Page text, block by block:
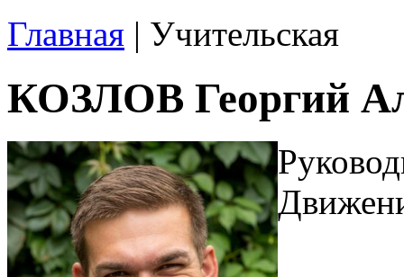
Главная | Учительская
КОЗЛОВ Георгий